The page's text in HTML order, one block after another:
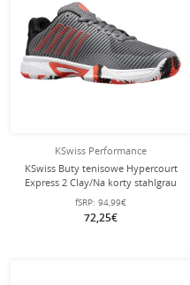
KSwiss Performance
KSwiss Buty tenisowe Hypercourt
Express 2 Clay/Na korty stahlgrau
Dziecięce
fSRP: 94,99€
72,25€